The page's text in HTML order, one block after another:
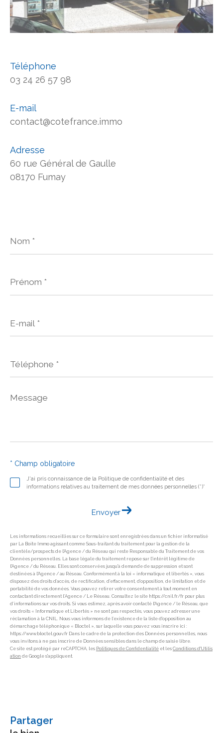
Téléphone
03 24 26 57 98
E-mail
contact@cotefrance.immo
Adresse
60 rue Général de Gaulle
08170 Fumay
*
*
mail
*
Message
J'ai pris connaissance de la Politique de confidentialité et des
informations relatives au traitement de mes données personnelles (*)*
* Champ obligatoire
Envoyer
Les informations recueillies sur ce formulaire sont enregistrées dans un fichier informatisé
par La Boite Immo agissant comme Sous-traitant du traitement pour la gestion de la
clientèle/prospects de l'Agence / du Réseau qui reste Responsable du Traitement de vos
Données personnelles. La base légale du traitement repose sur l'intérêt légitime de
l'Agence / du Réseau. Elles sont conservées jusqu'à demande de suppression et sont
destinées à l'Agence / au Réseau. Conformément à la loi « informatique et libertés », vous
disposez des droits d’accès, de rectification, d’effacement, d’opposition, de limitation et de
portabilité de vos données. Vous pouvez retirer votre consentement à tout moment en
contactant directement l’Agence / Le Réseau. Consultez le site https://cnil.fr/fr pour plus
d’informations sur vos droits. Si vous estimez, après avoir contacté l'Agence / le Réseau, que
vos droits « Informatique et Libertés » ne sont pas respectés, vous pouvez adresser une
réclamation à la CNIL. Nous vous informons de l’existence de la liste d'opposition au
démarchage téléphonique « Bloctel », sur laquelle vous pouvez vous inscrire ici :
https://www.bloctel.gouv.fr Dans le cadre de la protection des Données personnelles, nous
vous invitons à ne pas inscrire de Données sensibles dans le champ de saisie libre.
Ce site est protégé par reCAPTCHA, les Politiques de Confidentialité et les Conditions d'Utilis
ation de Google s'appliquent.
partager